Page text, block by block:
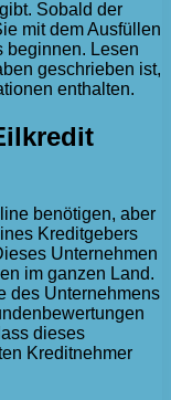
Sobald der
mit dem Ausfüllen
beginnen. Lesen
geschrieben ist,
enthalten.
benötigen, aber
Kreditgebers
Unternehmen
im ganzen Land.
des Unternehmens
dieses
Kreditnehmer